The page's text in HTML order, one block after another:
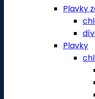
Plavky
Plavky